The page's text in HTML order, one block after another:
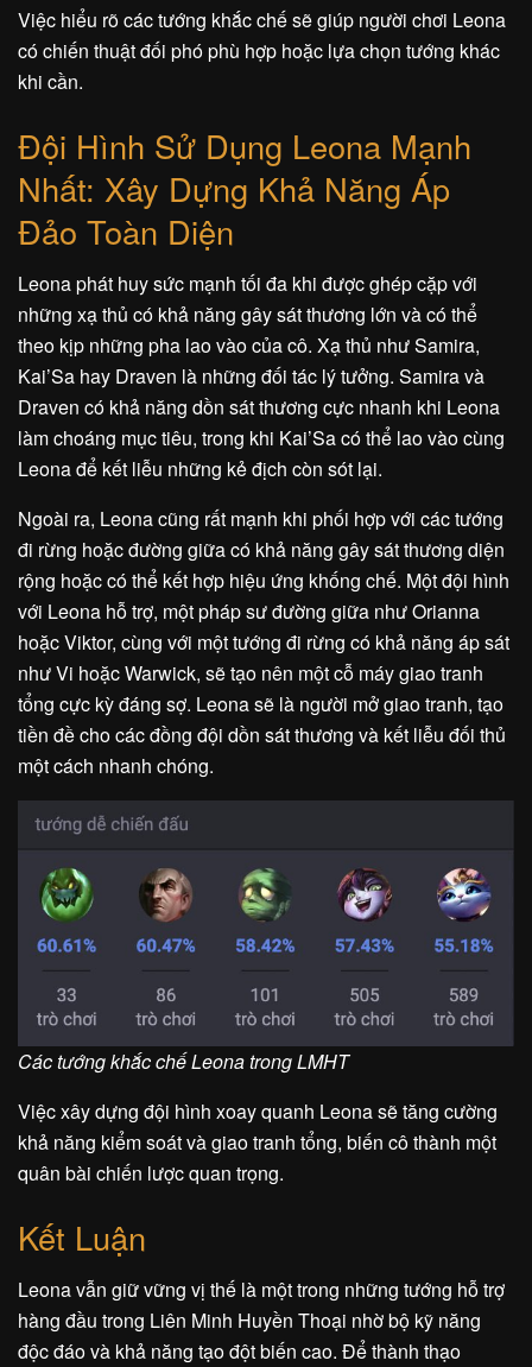
Việc hiểu rõ các tướng khắc chế sẽ giúp người chơi Leona
có chiến thuật đối phó phù hợp hoặc lựa chọn tướng khác
khi cần.
Đội Hình Sử Dụng Leona Mạnh
Nhất: Xây Dựng Khả Năng Áp
Đảo Toàn Diện
Leona phát huy sức mạnh tối đa khi được ghép cặp với
những xạ thủ có khả năng gây sát thương lớn và có thể
theo kịp những pha lao vào của cô. Xạ thủ như Samira,
Kai’Sa hay Draven là những đối tác lý tưởng. Samira và
Draven có khả năng dồn sát thương cực nhanh khi Leona
làm choáng mục tiêu, trong khi Kai’Sa có thể lao vào cùng
Leona để kết liễu những kẻ địch còn sót lại.
Ngoài ra, Leona cũng rất mạnh khi phối hợp với các tướng
đi rừng hoặc đường giữa có khả năng gây sát thương diện
rộng hoặc có thể kết hợp hiệu ứng khống chế. Một đội hình
với Leona hỗ trợ, một pháp sư đường giữa như Orianna
hoặc Viktor, cùng với một tướng đi rừng có khả năng áp sát
như Vi hoặc Warwick, sẽ tạo nên một cỗ máy giao tranh
tổng cực kỳ đáng sợ. Leona sẽ là người mở giao tranh, tạo
tiền đề cho các đồng đội dồn sát thương và kết liễu đối thủ
một cách nhanh chóng.
Các tướng khắc chế Leona trong LMHT
Việc xây dựng đội hình xoay quanh Leona sẽ tăng cường
khả năng kiểm soát và giao tranh tổng, biến cô thành một
quân bài chiến lược quan trọng.
Kết Luận
Leona vẫn giữ vững vị thế là một trong những tướng hỗ trợ
hàng đầu trong Liên Minh Huyền Thoại nhờ bộ kỹ năng
độc đáo và khả năng tạo đột biến cao. Để thành thạo